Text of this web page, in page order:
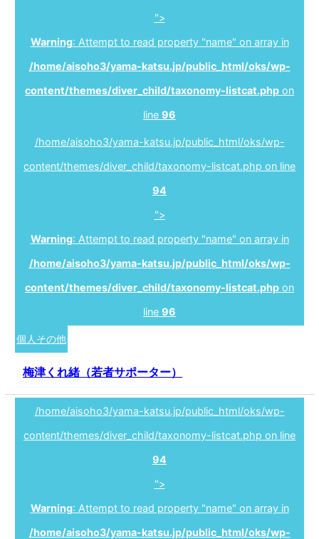
">
Warning: Attempt to read property "name" on array in
/home/aisoho3/yama-katsu.jp/public_html/oks/wp-
content/themes/diver_child/taxonomy-listcat.php on
line 96
/home/aisoho3/yama-katsu.jp/public_html/oks/wp-
content/themes/diver_child/taxonomy-listcat.php on line
94
">
Warning: Attempt to read property "name" on array in
/home/aisoho3/yama-katsu.jp/public_html/oks/wp-
content/themes/diver_child/taxonomy-listcat.php on
line 96
個人その他
梅津くれ緒（若者サポーター）
/home/aisoho3/yama-katsu.jp/public_html/oks/wp-
content/themes/diver_child/taxonomy-listcat.php on line
94
">
Warning: Attempt to read property "name" on array in
/home/aisoho3/yama-katsu.jp/public_html/oks/wp-